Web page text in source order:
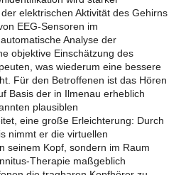
elektrischen Aktivität des Gehirns
EEG-Sensoren im
Analyse der
objektive Einschätzung des
was wiederum eine bessere
Für den Betroffenen ist das Hören
Basis der in Ilmenau erheblich
plausiblen
eine große Erleichterung: Durch
nimmt er die virtuellen
seinem Kopf, sondern im Raum
Therapie maßgeblich